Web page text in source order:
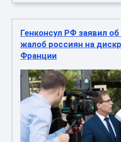
Генконсул РФ заявил
жалоб россиян на
Франции